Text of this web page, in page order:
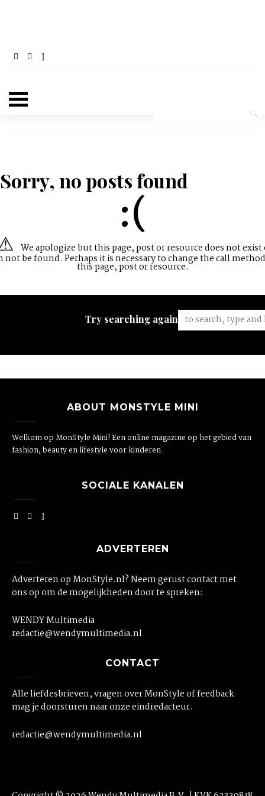
Sorry, no posts found
:(
We apologize but this page, post or resource does not exist
not be found. Perhaps it is necessary to change the call
this page, post or resource.
Try searching again:
ABOUT MONSTYLE MINI
Welkom op MonStyle Mini! Een online magazine op het gebied van
fashion, beauty en lifestyle voor kinderen.
SOCIALE KANALEN
ADVERTEREN
Adverteren op MonStyle.nl? Neem gerust contact met
ons op om de mogelijkheden door te spreken:
WENDY Multimedia
redactie@wendymultimedia.nl
CONTACT
Alle liefdesbrieven, vragen over MonStyle of feedback
mag je doorsturen naar onze eindredacteur.
redactie@wendymultimedia.nl